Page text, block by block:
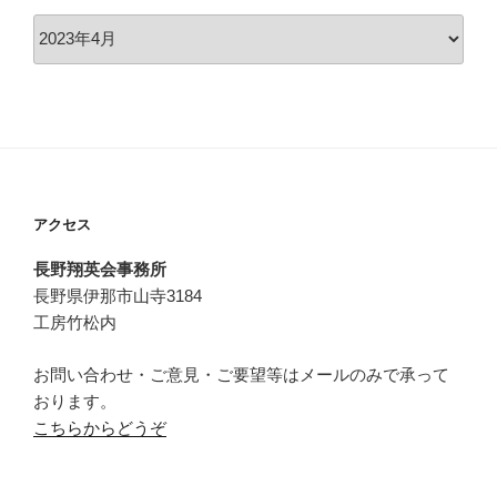
リ
ー
ブ
アクセス
長野翔英会事務所
長野県伊那市山寺3184
工房竹松内
お問い合わせ・ご意見・ご要望等はメールのみで承って
おります。
こちらからどうぞ